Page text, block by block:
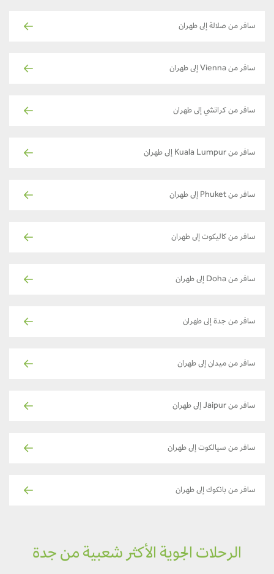
سافر من صلالة إلى طهران
سافر من Vienna إلى طهران
سافر من كراتشي إلى طهران
سافر من Kuala Lumpur إلى طهران
سافر من Phuket إلى طهران
سافر من كاليكوت إلى طهران
سافر من Doha إلى طهران
سافر من جدة إلى طهران
سافر من ميدان إلى طهران
سافر من Jaipur إلى طهران
سافر من سيالكوت إلى طهران
سافر من بانكوك إلى طهران
الرحلات الجوية الأكثر شعبية من جدة